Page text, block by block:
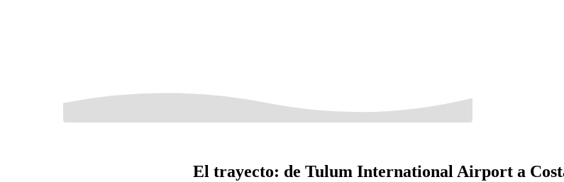
El trayecto: de Tulum International Airport a